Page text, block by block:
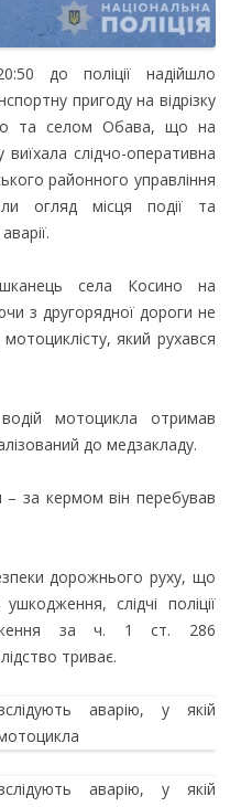
до поліції надійшло
пригоду на відрізку
та селом Обава, що на
слідчо-оперативна
районного управління
огляд місця події та
села Косино на
з другорядної дороги не
який рухався
водій мотоцикла отримав
до медзакладу.
– за кермом він перебував
дорожнього руху, що
слідчі поліції
за ч. 1 ст. 286
триває.